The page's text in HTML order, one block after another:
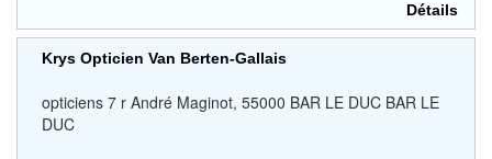
Détails
Krys Opticien Van Berten-Gallais
opticiens 7 r André Maginot, 55000 BAR LE DUC BAR LE
DUC